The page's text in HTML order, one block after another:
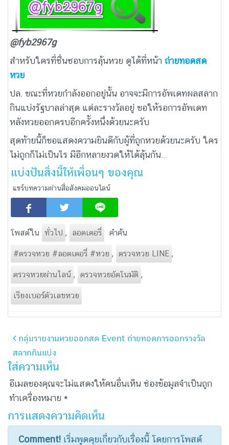
@fyb2967g
สำหรับใครที่ชื่นชอบการลุ้นหวย ดูได้ที่หน้า ถ่ายทอดสด
หวย
ปล. ขณะที่หวยกำลังออกอยู่นั้น อาจจะมีการอัพเดทผลสลาก
กินแบ่งรัฐบาลล่าสุด แต่ละรางวัลอยู่ ขอให้รอการอัพเดท
หลังหวยออกครบอีกครั้งหนึ่งด้วยนะครับ
สุดท้ายนี้ก็ขอแสดงความยินดีกับผู้ที่ถูกหวยด้วยนะครับ ใคร
ไม่ถูกก็ไม่เป็นไร มีอีกหลายงวดให้ได้ลุ้นกัน…
แบ่งปันสิ่งนี้ให้เพื่อนๆ ของคุณ
แชร์บทความผ่านสื่อสังคมออนไลน์
โพสต์ใน ทั่วไป , ลอตเตอรี่ คำค้น
#ตรวจหวย #ลอตเตอรี่ #หวย , ตรวจหวย LINE ,
ตรวจหวยผ่านไลน์ , ตรวจหวยอัตโนมัติ ,
เรียงเบอร์ตัวเลขหวย
การนำ
ทาง
โพสต์
กลุ่มรายงานหวยออกสด Event ถ่ายทอดการออกรางวัล
สลากกินแบ่ง
ใส่ความเห็น
อีเมลของคุณจะไม่แสดงให้คนอื่นเห็น ช่องข้อมูลจำเป็นถูก
ทำเครื่องหมาย *
การแสดงความคิดเห็น
Comment! เริ่มพูดคุยเกี่ยวกับเรื่องนี้ โดยการโพสต์